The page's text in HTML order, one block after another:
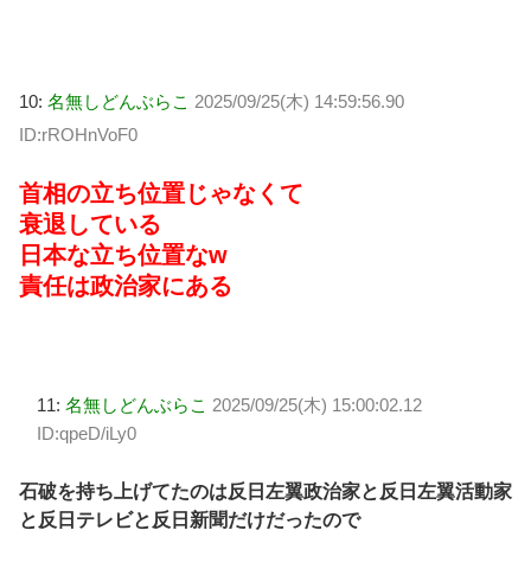
10: 名無しどんぶらこ 2025/09/25(木) 14:59:56.90
ID:rROHnVoF0
首相の立ち位置じゃなくて
衰退している
日本な立ち位置なw
責任は政治家にある
11: 名無しどんぶらこ 2025/09/25(木) 15:00:02.12
ID:qpeD/iLy0
石破を持ち上げてたのは反日左翼政治家と反日左翼活動家
と反日テレビと反日新聞だけだったので